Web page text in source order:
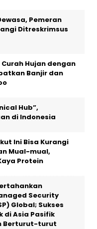
Pemeran
Ditreskrimsus
Hujan dengan
Banjir dan
Hub”,
di Indonesia
Ini Bisa Kurangi
Mual-mual,
Protein
Security
Global; Sukses
di Asia Pasifik
Berturut-turut